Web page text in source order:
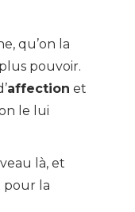
qu’on la
plus pouvoir.
affection et
le lui
là, et
pour la